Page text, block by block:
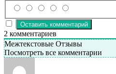
2 комментариев
Межтекстовые Отзывы
Посмотреть все комментарии